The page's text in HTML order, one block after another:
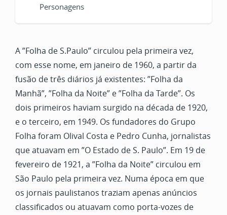
Personagens
A ”Folha de S.Paulo” circulou pela primeira vez,
com esse nome, em janeiro de 1960, a partir da
fusão de três diários já existentes: ”Folha da
Manhã”, ”Folha da Noite” e ”Folha da Tarde”. Os
dois primeiros haviam surgido na década de 1920,
e o terceiro, em 1949. Os fundadores do Grupo
Folha foram Olival Costa e Pedro Cunha, jornalistas
que atuavam em ”O Estado de S. Paulo”. Em 19 de
fevereiro de 1921, a ”Folha da Noite” circulou em
São Paulo pela primeira vez. Numa época em que
os jornais paulistanos traziam apenas anúncios
classificados ou atuavam como porta-vozes de